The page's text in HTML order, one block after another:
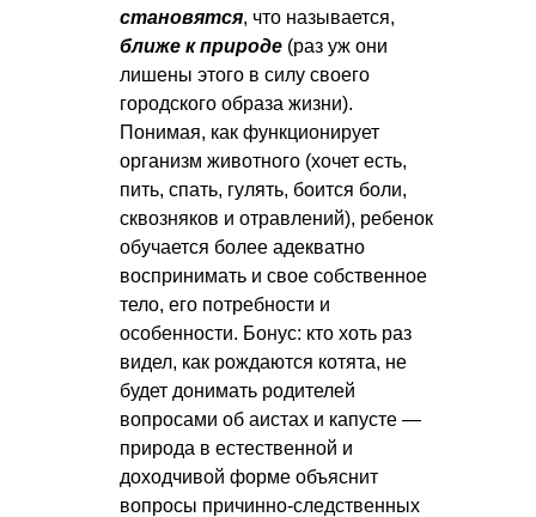
становятся, что называется,
ближе к природе (раз уж они
лишены этого в силу своего
городского образа жизни).
Понимая, как функционирует
организм животного (хочет есть,
пить, спать, гулять, боится боли,
сквозняков и отравлений), ребенок
обучается более адекватно
воспринимать и свое собственное
тело, его потребности и
особенности. Бонус: кто хоть раз
видел, как рождаются котята, не
будет донимать родителей
вопросами об аистах и капусте —
природа в естественной и
доходчивой форме объяснит
вопросы причинно-следственных